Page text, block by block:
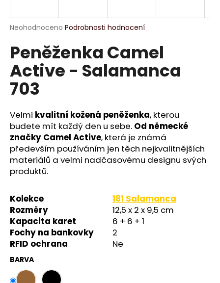
Průměrné
produktu
je
0,0
z
5
hvězdiček.
Neohodnoceno Podrobnosti hodnocení
Peněženka Camel
Active - Salamanca
703
Velmi kvalitní kožená peněženka, kterou
budete mít každý den u sebe. Od německé
značky Camel Active, která je známá
především používáním jen těch nejkvalitnějších
materiálů a velmi nadčasovému designu svých
produktů.
Kolekce
181 Salamanca
Rozměry
12,5 x 2 x 9,5 cm
Kapacita karet
6 + 6 + 1
Fochy na bankovky
2
RFID ochrana
Ne
BARVA
j
t
?
HLEDAT
D
o
p
r
u
č
u
j
e
m
e